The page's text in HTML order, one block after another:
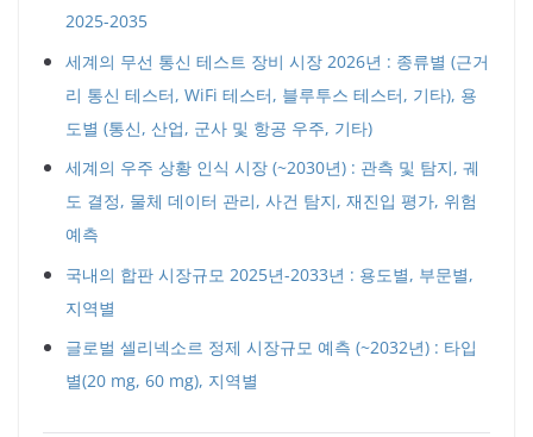
2025-2035
세계의 무선 통신 테스트 장비 시장 2026년 : 종류별 (근거
리 통신 테스터, WiFi 테스터, 블루투스 테스터, 기타), 용
도별 (통신, 산업, 군사 및 항공 우주, 기타)
세계의 우주 상황 인식 시장 (~2030년) : 관측 및 탐지, 궤
도 결정, 물체 데이터 관리, 사건 탐지, 재진입 평가, 위험
예측
국내의 합판 시장규모 2025년-2033년 : 용도별, 부문별,
지역별
글로벌 셀리넥소르 정제 시장규모 예측 (~2032년) : 타입
별(20 mg, 60 mg), 지역별